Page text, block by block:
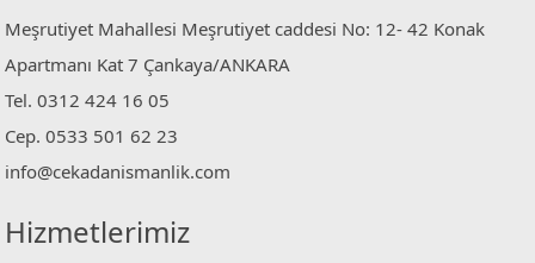
Meşrutiyet Mahallesi Meşrutiyet caddesi No: 12- 42 Konak
Apartmanı Kat 7 Çankaya/ANKARA
Tel. 0312 424 16 05
Cep. 0533 501 62 23
info@cekadanismanlik.com
Hizmetlerimiz